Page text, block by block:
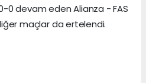
0 devam eden Alianza - FAS
maçlar da ertelendi.